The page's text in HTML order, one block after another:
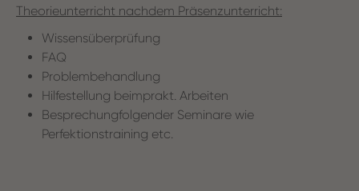
Theorieunterricht nachdem Präsenzunterricht:
Wissensüberprüfung
FAQ
Problembehandlung
Hilfestellung beimprakt. Arbeiten
Besprechungfolgender Seminare wie
Perfektionstraining etc.